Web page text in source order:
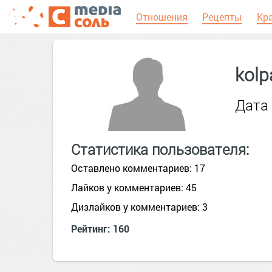
Отношения Рецепты
Дата
Статистика пользователя:
Оставлено комментариев: 17
Лайков у комментариев: 45
Дизлайков у комментариев: 3
Рейтинг: 160